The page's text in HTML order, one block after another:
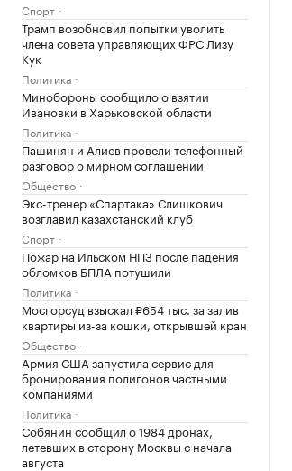
Спорт
Трамп возобновил попытки уволить
члена совета управляющих ФРС Лизу
Кук
Политика
Минобороны сообщило о взятии
Ивановки в Харьковской области
Политика
Пашинян и Алиев провели телефонный
разговор о мирном соглашении
Общество
Экс-тренер «Спартака» Слишкович
возглавил казахстанский клуб
Спорт
Пожар на Ильском НПЗ после падения
обломков БПЛА потушили
Политика
Мосгорсуд взыскал ₽654 тыс. за залив
квартиры из-за кошки, открывшей кран
Общество
Армия США запустила сервис для
бронирования полигонов частными
компаниями
Политика
Собянин сообщил о 1984 дронах,
летевших в сторону Москвы с начала
августа